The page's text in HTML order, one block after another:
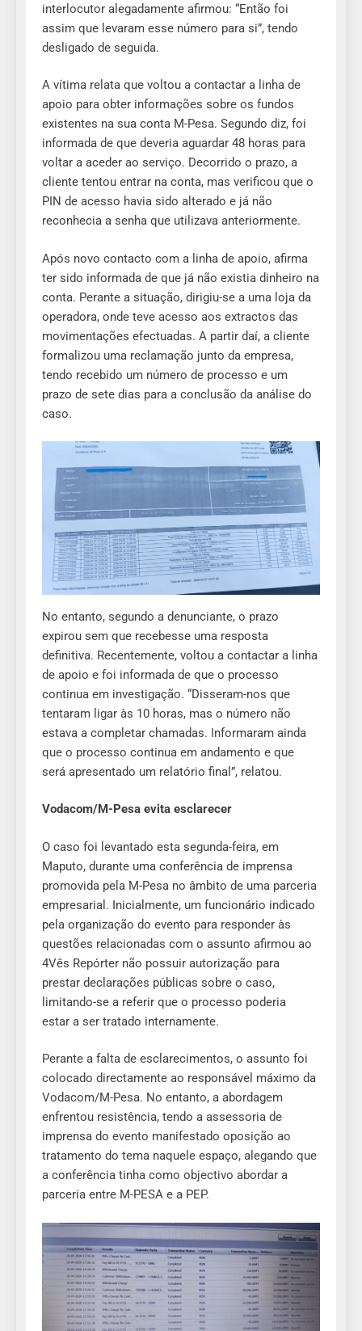
interlocutor alegadamente afirmou: “Então foi
assim que levaram esse número para si”, tendo
desligado de seguida.
A vítima relata que voltou a contactar a linha de
apoio para obter informações sobre os fundos
existentes na sua conta M-Pesa. Segundo diz, foi
informada de que deveria aguardar 48 horas para
voltar a aceder ao serviço. Decorrido o prazo, a
cliente tentou entrar na conta, mas verificou que o
PIN de acesso havia sido alterado e já não
reconhecia a senha que utilizava anteriormente.
Após novo contacto com a linha de apoio, afirma
ter sido informada de que já não existia dinheiro na
conta. Perante a situação, dirigiu-se a uma loja da
operadora, onde teve acesso aos extractos das
movimentações efectuadas. A partir daí, a cliente
formalizou uma reclamação junto da empresa,
tendo recebido um número de processo e um
prazo de sete dias para a conclusão da análise do
caso.
No entanto, segundo a denunciante, o prazo
expirou sem que recebesse uma resposta
definitiva. Recentemente, voltou a contactar a linha
de apoio e foi informada de que o processo
continua em investigação. “Disseram-nos que
tentaram ligar às 10 horas, mas o número não
estava a completar chamadas. Informaram ainda
que o processo continua em andamento e que
será apresentado um relatório final”, relatou.
Vodacom/M-Pesa evita esclarecer
O caso foi levantado esta segunda-feira, em
Maputo, durante uma conferência de imprensa
promovida pela M-Pesa no âmbito de uma parceria
empresarial. Inicialmente, um funcionário indicado
pela organização do evento para responder às
questões relacionadas com o assunto afirmou ao
4Vês Repórter não possuir autorização para
prestar declarações públicas sobre o caso,
limitando-se a referir que o processo poderia
estar a ser tratado internamente.
Perante a falta de esclarecimentos, o assunto foi
colocado directamente ao responsável máximo da
Vodacom/M-Pesa. No entanto, a abordagem
enfrentou resistência, tendo a assessoria de
imprensa do evento manifestado oposição ao
tratamento do tema naquele espaço, alegando que
a conferência tinha como objectivo abordar a
parceria entre M-PESA e a PEP.